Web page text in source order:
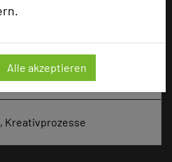
Alle akzeptieren
für
Kreativprozesse